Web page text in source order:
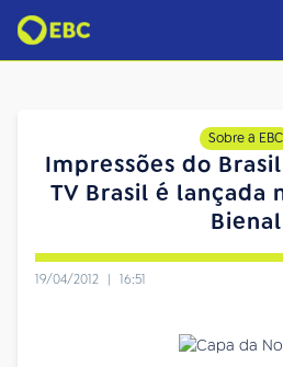
Sobre a EBC
Impressões do
TV Brasil é lançada
Bienal
19/04/2012 | 16:51